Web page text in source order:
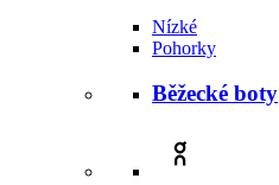
Nízké
Pohorky
Běžecké boty